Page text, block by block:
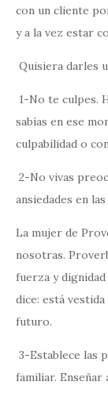
con un cliente
y a la vez estar
Quisiera darles
1-No te culpes.
sabías en ese
culpabilidad o
2-No vivas
ansiedades en
La mujer de
nosotras.
fuerza y
dice: está
futuro.
3-Establece las
familiar. Enseñar